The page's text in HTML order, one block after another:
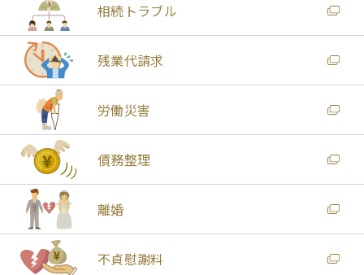
相続トラブル
残業代請求
労働災害
債務整理
離婚
不貞慰謝料